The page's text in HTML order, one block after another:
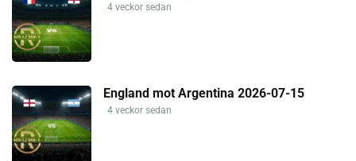
4 veckor sedan
England mot Argentina 2026-07-15
4 veckor sedan